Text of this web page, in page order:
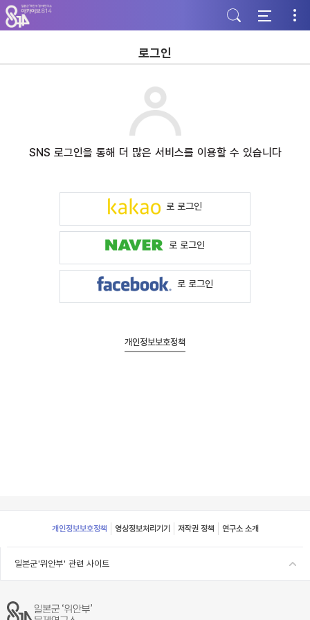
주
메
뉴
가
본
문
바
기
하
단
바
기
로그인
SNS 로그인을 통해 더 많은 서비스를 이용할 수 있습니다
로 로그인
로 로그인
로 로그인
개인정보보호정책
Footer
개인정보보호정책 영상정보처리기기 저작권 정책 연구소 소개
일본군'위안부' 관련 사이트